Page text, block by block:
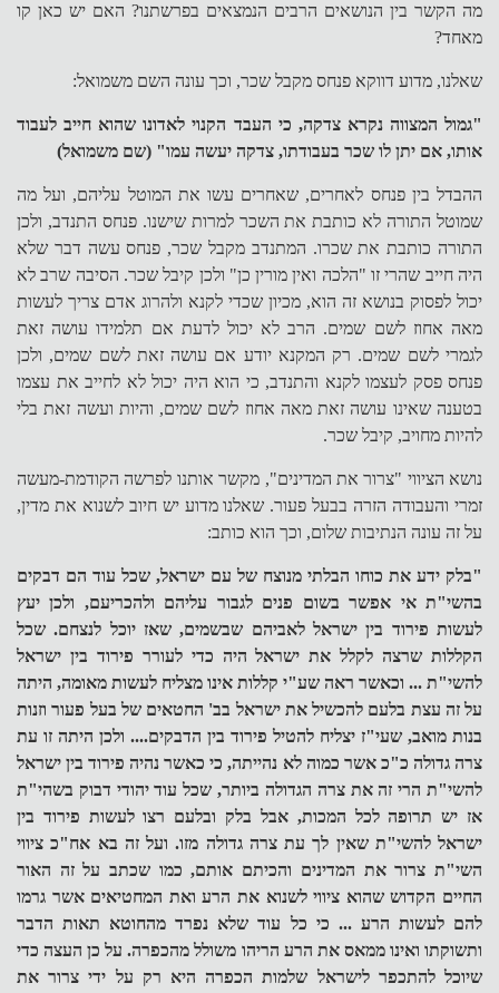
מה הקשר בין הנושאים הרבים הנמצאים בפרשתנו? האם יש כאן קו
מאחד?
שאלנו, מדוע דווקא פנחס מקבל שכר, וכך עונה השם משמואל:
"גמול המצווה נקרא צדקה, כי העבד הקנוי לאדונו שהוא חייב לעבוד
אותו, אם יתן לו שכר בעבודתו, צדקה יעשה עמו" (שם משמואל)
ההבדל בין פנחס לאחרים, שאחרים עשו את המוטל עליהם, ועל מה
שמוטל התורה לא כותבת את השכר למרות שישנו. פנחס התנדב, ולכן
התורה כותבת את שכרו. המתנדב מקבל שכר, פנחס עשה דבר שלא
היה חייב שהרי זו "הלכה ואין מורין כן" ולכן קיבל שכר. הסיבה שרב לא
יכול לפסוק בנושא זה הוא, מכיון שכדי לקנא ולהרוג אדם צריך לעשות
מאה אחוז לשם שמים. הרב לא יכול לדעת אם תלמידו עושה זאת
לגמרי לשם שמים. רק המקנא יודע אם עושה זאת לשם שמים, ולכן
פנחס פסק לעצמו לקנא והתנדב, כי הוא היה יכול לא לחייב את עצמו
בטענה שאינו עושה זאת מאה אחוז לשם שמים, והיות ועשה זאת בלי
להיות מחויב, קיבל שכר.
נושא הציווי "צרור את המדינים", מקשר אותנו לפרשה הקודמת-מעשה
זמרי והעבודה הזרה בבעל פעור. שאלנו מדוע יש חיוב לשנוא את מדין,
על זה עונה הנתיבות שלום, וכך הוא כותב:
"בלק ידע את כוחו הבלתי מנוצח של עם ישראל, שכל עוד הם דבקים
בהשי"ת אי אפשר בשום פנים לגבור עליהם ולהכריעם, ולכן יעץ
לעשות פירוד בין ישראל לאביהם שבשמים, שאז יוכל לנצחם. שכל
הקללות שרצה לקלל את ישראל היה כדי לעורר פירוד בין ישראל
להשי"ת ... וכאשר ראה שע"י קללות אינו מצליח לעשות מאומה, היתה
על זה עצת בלעם להכשיל את ישראל בב' החטאים של בעל פעור וזנות
בנות מואב, שעי"ז יצליח להטיל פירוד בין הדבקים.... ולכן היתה זו עת
צרה גדולה כ"כ אשר כמוה לא נהייתה, כי כאשר נהיה פירוד בין ישראל
להשי"ת הרי זה את צרה הגדולה ביותר, שכל עוד יהודי דבוק בשהי"ת
אז יש תרופה לכל המכות, אבל בלק ובלעם רצו לעשות פירוד בין
ישראל להשי"ת שאין לך עת צרה גדולה מזו. ועל זה בא אח"כ ציווי
השי"ת צרור את המדינים והכיתם אותם, כמו שכתב על זה האור
החיים הקדוש שהוא ציווי לשנוא את הרע ואת המחטיאים אשר גרמו
להם לעשות הרע ... כי כל עוד שלא נפרד מהחוטא תאות הדבר
ותשוקתו ואינו ממאס את הרע הריהו משולל מהכפרה. על כן העצה כדי
שיוכל להתכפר לישראל שלמות הכפרה היא רק על ידי צרור את